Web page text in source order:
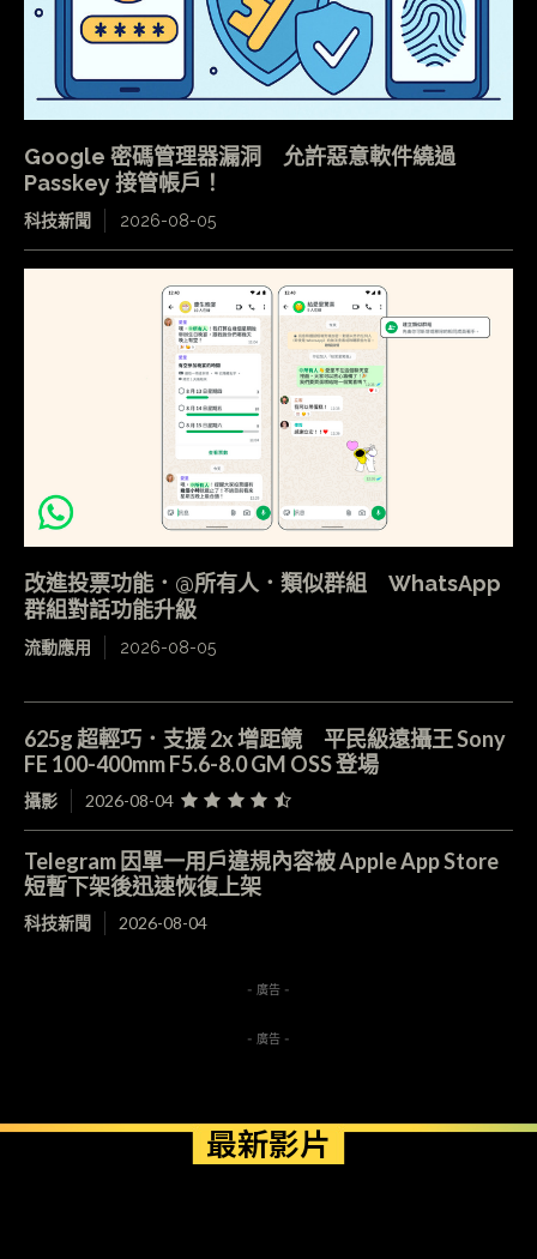
Google 密碼管理器漏洞 允許惡意軟件繞過
Passkey 接管帳戶！
科技新聞 2026-08-05
改進投票功能．@所有人．類似群組 WhatsApp
群組對話功能升級
流動應用 2026-08-05
625g 超輕巧．支援 2x 增距鏡 平民級遠攝王 Sony
FE 100-400mm F5.6-8.0 GM OSS 登場
攝影 2026-08-04
Telegram 因單一用戶違規內容被 Apple App Store
短暫下架後迅速恢復上架
科技新聞 2026-08-04
- 廣告 -
- 廣告 -
最新影片